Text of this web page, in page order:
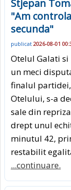
Stjepan
"Am
secunda"
publicat 2026-08-01
Otelul Galati si
un meci
finalul
Otelului, s-a
sale din
drept unul
minutul 42,
restabilit
...continuare.